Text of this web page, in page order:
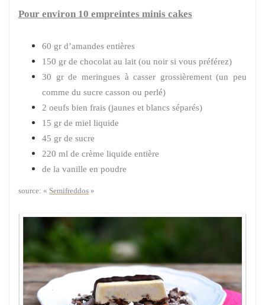
Pour environ 10 empreintes minis cakes
60 gr d’amandes entières
150 gr de chocolat au lait (ou noir si vous préférez)
30 gr de meringues à casser grossièrement (un peu
comme du sucre casson ou perlé)
2 oeufs bien frais (jaunes et blancs séparés)
15 gr de miel liquide
45 gr de sucre
220 ml de crème liquide entière
de la vanille en poudre
source: « Semifreddos »